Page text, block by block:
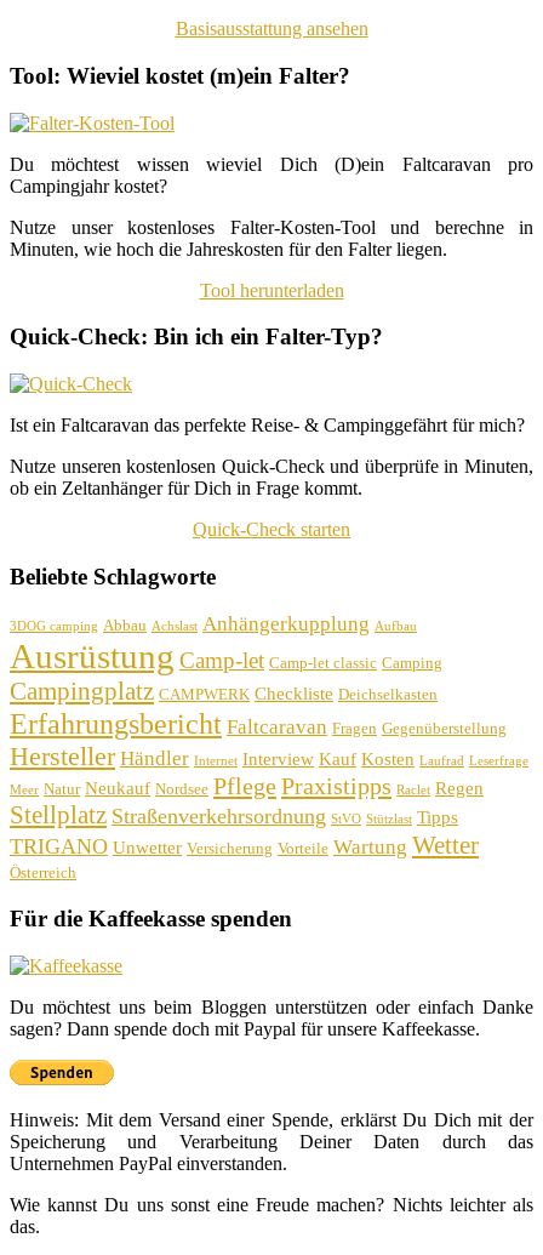
Basisausstattung ansehen
Tool: Wieviel kostet (m)ein Falter?
Du möchtest wissen wieviel Dich (D)ein Faltcaravan pro
Campingjahr kostet?
Nutze unser kostenloses Falter-Kosten-Tool und berechne in
Minuten, wie hoch die Jahreskosten für den Falter liegen.
Tool herunterladen
Quick-Check: Bin ich ein Falter-Typ?
Ist ein Faltcaravan das perfekte Reise- & Campinggefährt für mich?
Nutze unseren kostenlosen Quick-Check und überprüfe in Minuten,
ob ein Zeltanhänger für Dich in Frage kommt.
Quick-Check starten
Beliebte Schlagworte
3DOG camping Abbau Achslast Anhängerkupplung Aufbau
Ausrüstung Camp-let Camp-let classic Camping
Campingplatz CAMPWERK Checkliste Deichselkasten
Erfahrungsbericht Faltcaravan Fragen Gegenüberstellung
Hersteller Händler Internet Interview Kauf Kosten Laufrad Leserfrage
Meer Natur Neukauf Nordsee PflegePraxistipps Raclet Regen
Stellplatz Straßenverkehrsordnung StVO Stützlast Tipps
TRIGANO Unwetter Versicherung Vorteile Wartung Wetter
Österreich
Für die Kaffeekasse spenden
Du möchtest uns beim Bloggen unterstützen oder einfach Danke
sagen? Dann spende doch mit Paypal für unsere Kaffeekasse.
Hinweis: Mit dem Versand einer Spende, erklärst Du Dich mit der
Speicherung und Verarbeitung Deiner Daten durch das
Unternehmen PayPal einverstanden.
Wie kannst Du uns sonst eine Freude machen? Nichts leichter als
das.